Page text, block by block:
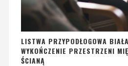
LISTWA PRZYPODŁOGOWA
WYKOŃCZENIE PRZESTRZENI
ŚCIANĄ